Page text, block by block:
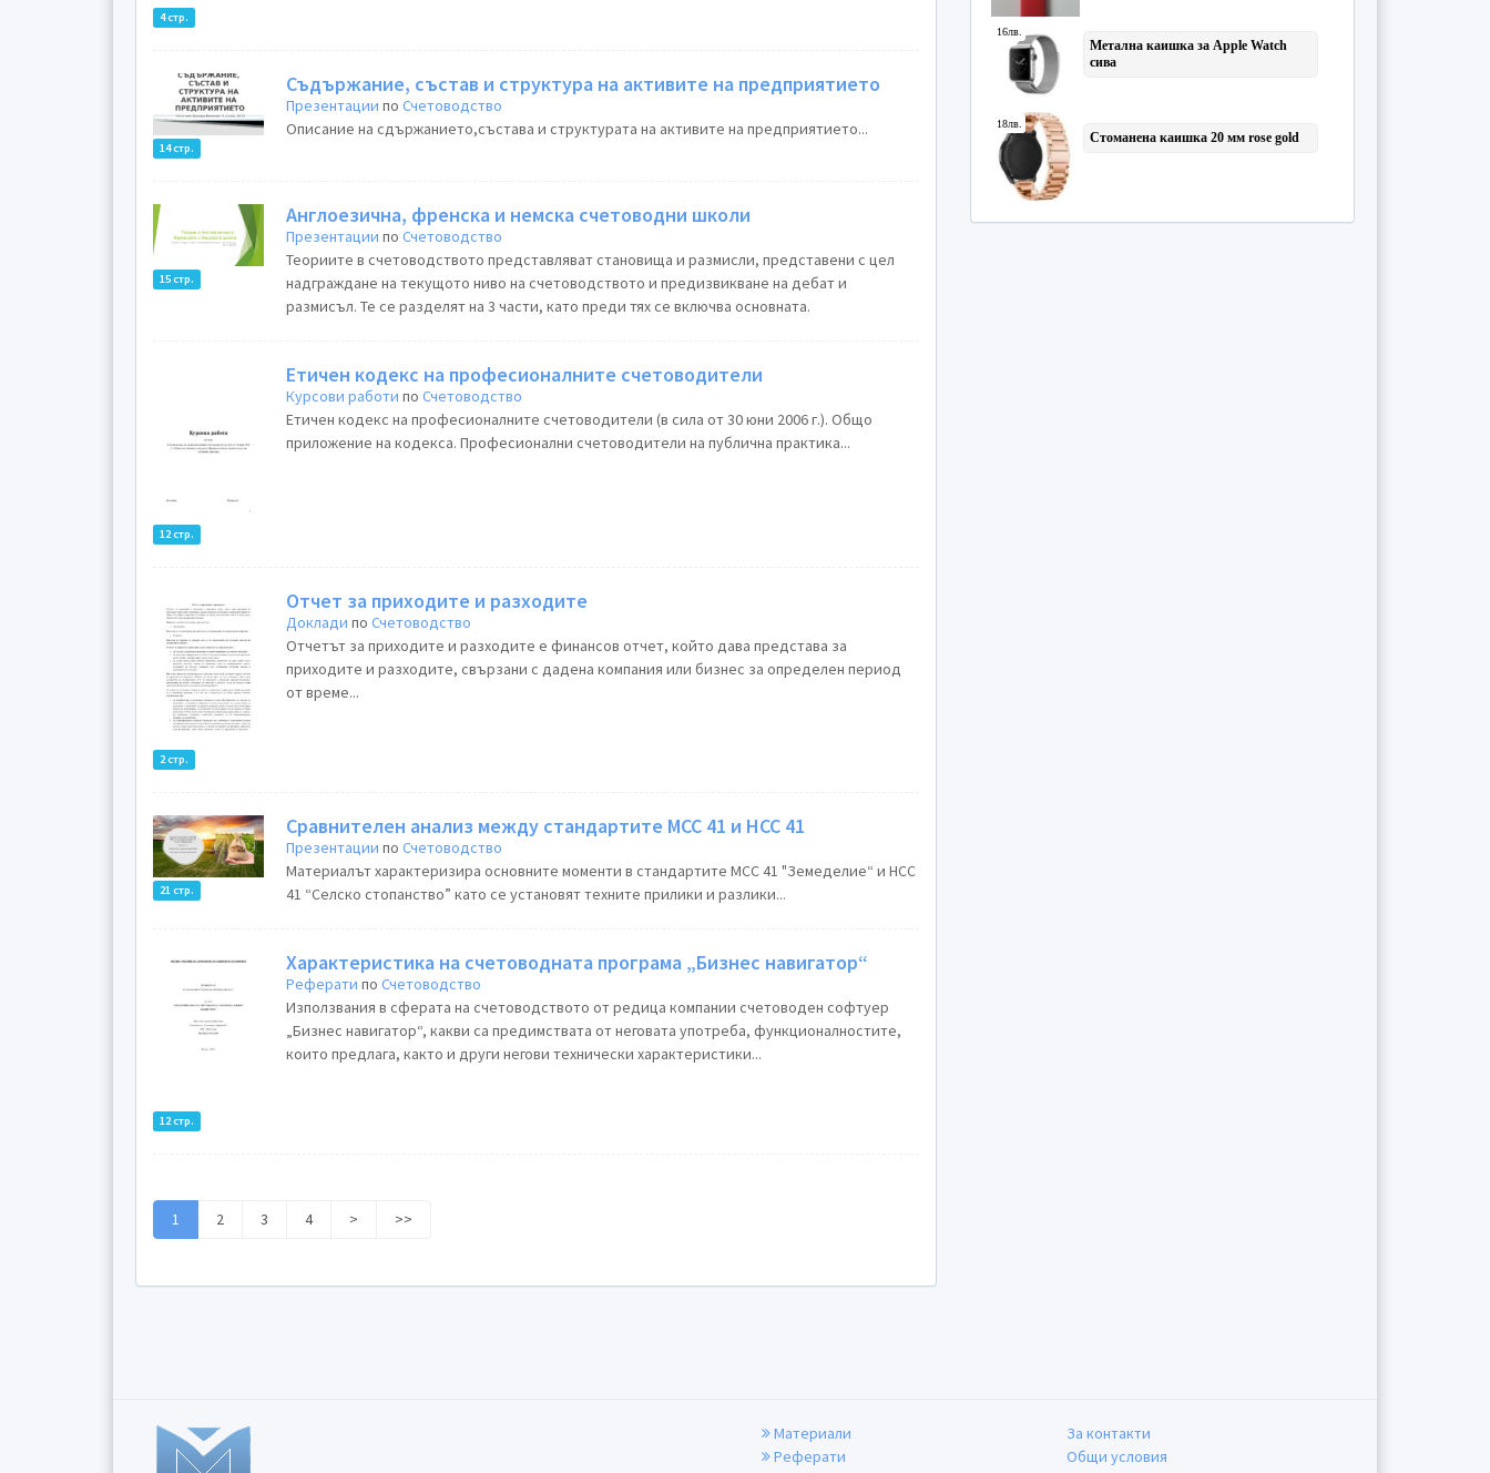
4 стр.
14 стр.
Съдържание, състав и структура на активите на предприятието
Презентации поСчетоводство
Описание на сдържанието,състава и структурата на активите на предприятието...
15 стр.
Англоезична, френска и немска счетоводни школи
Презентации поСчетоводство
Теориите в счетоводството представляват становища и размисли, представени с цел
надграждане на текущото ниво на счетоводството и предизвикване на дебат и
размисъл. Те се разделят на 3 части, като преди тях се включва основната.
12 стр.
Етичен кодекс на професионалните счетоводители
Курсови работи поСчетоводство
Етичен кодекс на професионалните счетоводители (в сила от 30 юни 2006 г.). Общо
приложение на кодекса. Професионални счетоводители на публична практика...
2 стр.
Отчет за приходите и разходите
Доклади поСчетоводство
Отчетът за приходите и разходите е финансов отчет, който дава представа за
приходите и разходите, свързани с дадена компания или бизнес за определен период
от време...
21 стр.
Сравнителен анализ между стандартите МСС 41 и НСС 41
Презентации поСчетоводство
Материалът характеризира основните моменти в стандартите МСС 41 "Земеделие“ и НСС
41 “Селско стопанство” като се установят техните прилики и разлики...
12 стр.
Характеристика на счетоводната програма „Бизнес навигатор“
Реферати поСчетоводство
Използвания в сферата на счетоводството от редица компании счетоводен софтуер
„Бизнес навигатор“, какви са предимствата от неговата употреба, функционалностите,
които предлага, както и други негови технически характеристики...
1 2 3 4 > >>
Уроци
Учебници
Формуляри
Материали
Реферати
За контакти
Общи условия